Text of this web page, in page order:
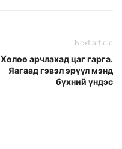
Next article
Хөлөө арчлахад цаг гарга.
Яагаад гэвэл эрүүл мэнд
бүхний үндэс